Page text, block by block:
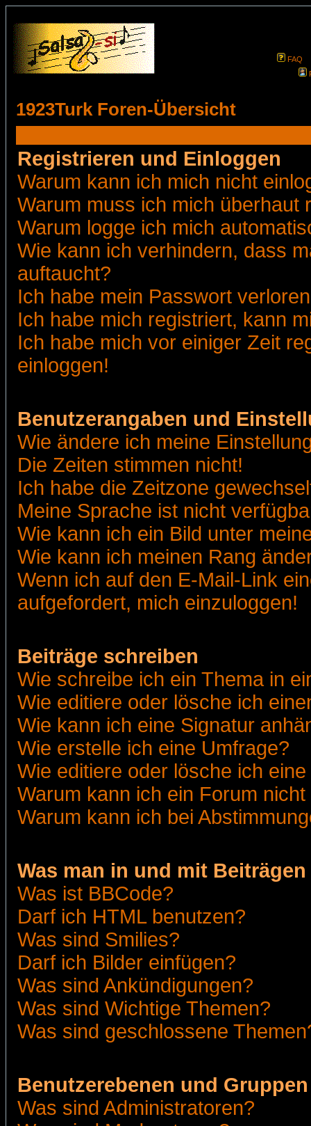
FAQ
1923Turk Foren-Übersicht
Registrieren und Einloggen
Warum kann ich mich nicht
Warum muss ich mich überhaut
Warum logge ich mich
Wie kann ich verhindern, dass
auftaucht?
Ich habe mein Passwort
Ich habe mich registriert, kann
Ich habe mich vor einiger Zeit
einloggen!
Benutzerangaben und
Wie ändere ich meine
Die Zeiten stimmen nicht!
Ich habe die Zeitzone
Meine Sprache ist nicht
Wie kann ich ein Bild unter
Wie kann ich meinen Rang
Wenn ich auf den E-Mail-Link
aufgefordert, mich einzuloggen!
Beiträge schreiben
Wie schreibe ich ein Thema in
Wie editiere oder lösche ich
Wie kann ich eine Signatur
Wie erstelle ich eine Umfrage?
Wie editiere oder lösche ich
Warum kann ich ein Forum
Warum kann ich bei
Was man in und mit
Was ist BBCode?
Darf ich HTML benutzen?
Was sind Smilies?
Darf ich Bilder einfügen?
Was sind Ankündigungen?
Was sind Wichtige Themen?
Was sind geschlossene
Benutzerebenen und Gruppen
Was sind Administratoren?